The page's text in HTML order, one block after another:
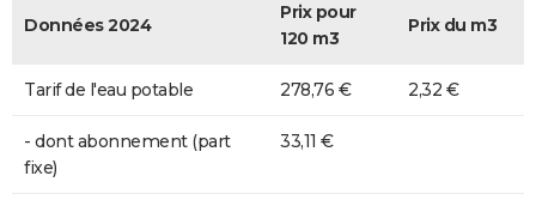
Données 2024
Prix pour
120 m3
Prix du m3
Tarif de l'eau potable 278,76 € 2,32 €
- dont abonnement (part
fixe)
33,11 €